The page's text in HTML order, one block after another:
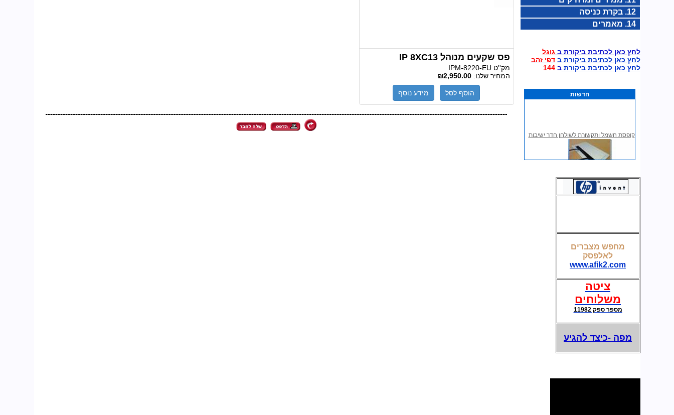
12. בקרת כניסה
14. מאמרים
לחץ כאן לכתיבת ביקורת ב גוגל
לחץ כאן לכתיבת ביקורת ב דפי זהב
לחץ כאן לכתיבת ביקורתב144
חדשות
קופסת חשמל ותקשורת לשולחן חדר ישיבות
קופסת חשמל ותקשורת לשולחן חדר ישיבות
מצברים לאל פסק-UPS
מחפש מצברים
לאלפסק
www.afik2.com
ציטה
משלוחים
מספר ספק 11982
מפה -כיצד להגיע
פס שקעים מנוהל IP 8XC13
מק''ט IPM-8220-EU
המחיר שלנו:₪2,950.00
הוסף לסל מידע נוסף